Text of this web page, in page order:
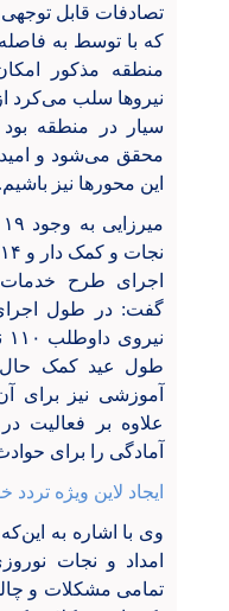
تصادفات قابل
که با توسط به فاصله
منطقه مذکور
نیروها سلب می‌کرد از
سیار در منطقه
محقق می‌شود و
این محورها نیز باشیم.
میرزایی به وجود ۱۹
نجات و کمک دار و ۱۴
اجرای طرح
طول عید کمک حال
آموزشی نیز برای
علاوه بر فعالیت
آمادگی را برای
ایجاد لاین ویژه
وی با اشاره به
امداد و نجات
تمامی مشکلات و